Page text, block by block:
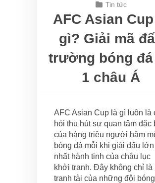
Tin tức
AFC Asian
gì? Giải mã
trường bóng
1 châu Á
AFC Asian Cup là gì luôn là
hỏi thu hút sự quan tâm đặc
của hàng triệu người hâm
bóng đá mỗi khi giải đấu lớn
nhất hành tinh của châu lục
khởi tranh. Đây không chỉ là
tranh tài của những đội bóng